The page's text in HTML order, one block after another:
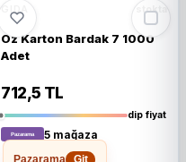
%23 %23 DÜŞTÜ
GIDA stokta
Oz Karton Bardak 7 1000
Adet
712,5 TL
dip fiyat
5 mağaza
Pazarama
Git